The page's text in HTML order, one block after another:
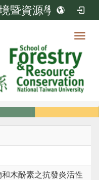
暨資源學系
木酚素之抗發炎活性